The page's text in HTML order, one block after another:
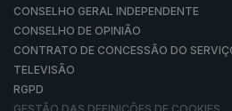
CONSELHO GERAL INDEPENDENTE
CONSELHO DE OPINIÃO
CONTRATO DE CONCESSÃO DO
TELEVISÃO
RGPD